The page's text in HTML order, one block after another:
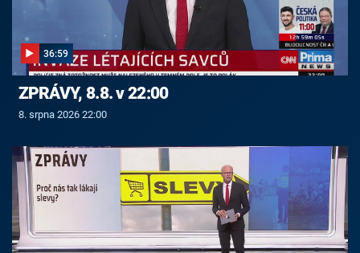
36:59
ZPRÁVY, 8.8. v 22:00
8. srpna 2026 22:00